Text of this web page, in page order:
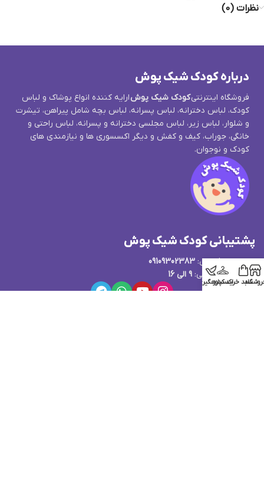
نظرات (0)
درباره کودک شیک پوش
فروشگاه اینترنتیکودک شیک پوشارایه کننده انواع پوشاک و لباس
کودک، لباس دخترانه، لباس پسرانه، لباس بچه شامل پیراهن، تیشرت
و شلوار، لباس زیر، لباس مجلسی دخترانه و پسرانه، لباس راحتی و
خانگی، جوراب، کیف و کفش و دیگر اکسسوری ها و نیازمندی های
کودک و نوجوان.
پشتیبانی کودک شیک پوش
پشتیبانی فروش: 09109302383
ساعت پاسخگویی: 9 الی 16
سبد خریداکسپلور
کدرهگیری